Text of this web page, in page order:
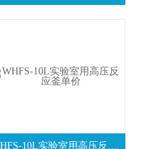
WHFS-10L实验室用高压反应釜单价